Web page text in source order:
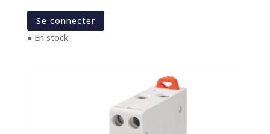
Se connecter
● En stock